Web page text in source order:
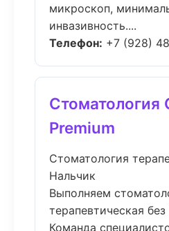
микроскоп,
инвазивность....
Телефон: +7 (928)
Стоматология
Premium
Стоматология
Нальчик
Выполняем
терапевтическая
Команда